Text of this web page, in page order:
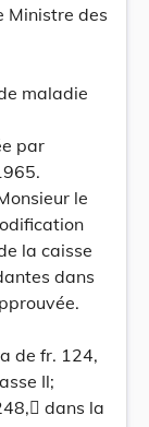
Ministre des
maladie
par
le
la caisse
dans
de fr. 124,
Il;
dans la